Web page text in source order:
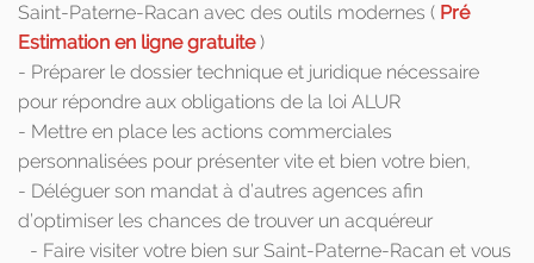
Saint-Paterne-Racan avec des outils modernes ( Pré
Estimation en ligne gratuite)
- Préparer le dossier technique et juridique nécessaire
pour répondre aux obligations de la loi ALUR
- Mettre en place les actions commerciales
personnalisées pour présenter vite et bien votre bien,
- Déléguer son mandat à d’autres agences afin
d’optimiser les chances de trouver un acquéreur
- Faire visiter votre bien sur Saint-Paterne-Racan et vous